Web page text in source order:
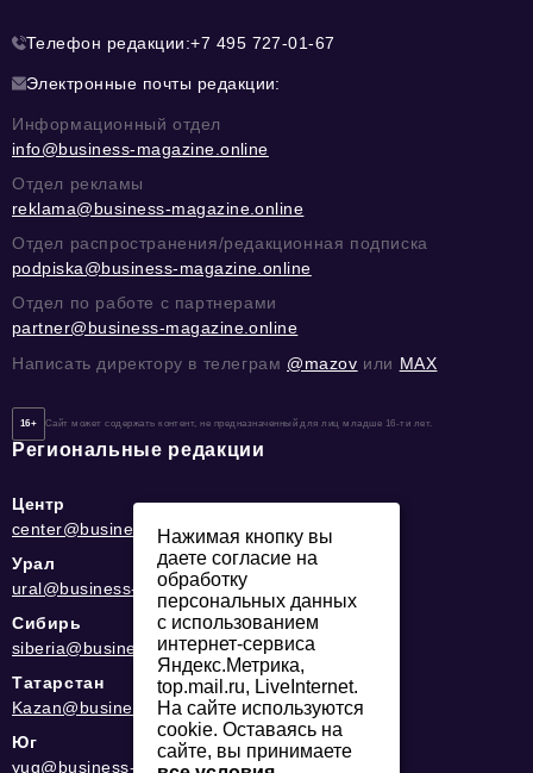
Телефон редакции:+7 495 727-01-67
Электронные почты редакции:
Информационный отдел
info@business-magazine.online
Отдел рекламы
reklama@business-magazine.online
Отдел распространения/редакционная подписка
podpiska@business-magazine.online
Отдел по работе с партнерами
partner@business-magazine.online
Написать директору в телеграм @mazov или MAX
16+ Сайт может содержать контент, не предназначенный для лиц младше 16-ти лет.
Региональные редакции
Центр
center@business-magazine.online
Урал
ural@business-magazine.online
Сибирь
siberia@business-magazine.online
Татарстан
Kazan@business-magazine.online
Юг
yug@business-magazine.online
Нажимая кнопку вы
даете согласие на
обработку
персональных данных
с использованием
интернет-сервиса
Яндекс.Метрика,
top.mail.ru, LiveInternet.
На сайте используются
cookie. Оставаясь на
сайте, вы принимаете